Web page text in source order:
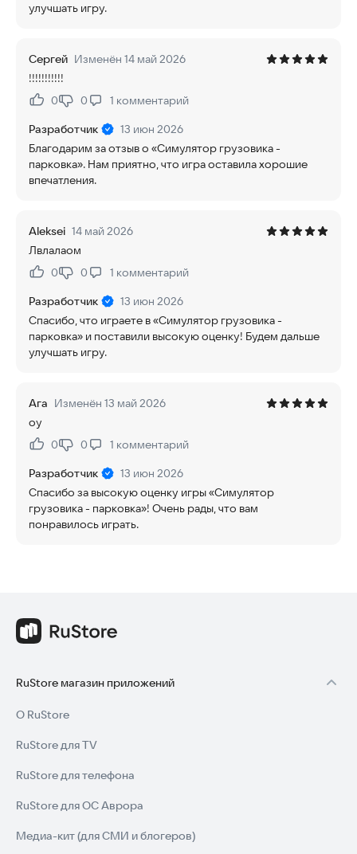
улучшать игру.
Сергей Изменён 14 май 2026
!!!!!!!!!!!
Нравится:
0Не нравится:
0 1 комментарий
Разработчик
13 июн 2026
Благодарим за отзыв о «Симулятор грузовика -
парковка». Нам приятно, что игра оставила хорошие
впечатления.
Aleksei 14 май 2026
Лвлалаом
Нравится:
0Не нравится:
0 1 комментарий
Разработчик
13 июн 2026
Спасибо, что играете в «Симулятор грузовика -
парковка» и поставили высокую оценку! Будем дальше
улучшать игру.
Ага Изменён 13 май 2026
оу
Нравится:
0Не нравится:
0 1 комментарий
Разработчик
13 июн 2026
Спасибо за высокую оценку игры «Симулятор
грузовика - парковка»! Очень рады, что вам
понравилось играть.
RuStore магазин приложений
О RuStore
RuStore для TV
RuStore для телефона
RuStore для ОС Аврора
Медиа-кит (для СМИ и блогеров)